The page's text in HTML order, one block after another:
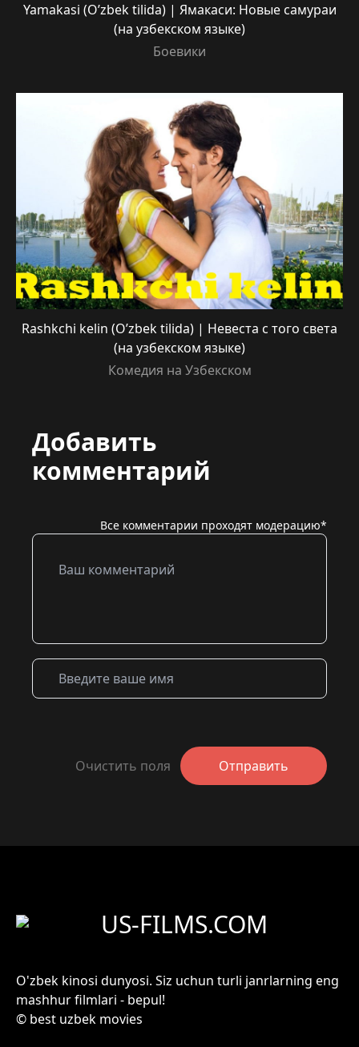
Yamakasi (O’zbek tilida) | Ямакаси: Новые самураи
(на узбекском языке)
Боевики
Rashkchi kelin (O’zbek tilida) | Невеста с того света
(на узбекском языке)
Комедия на Узбекском
Добавить
комментарий
Все комментарии проходят модерацию*
Очистить поля Отправить
US-FILMS.COM
O'zbek kinosi dunyosi. Siz uchun turli janrlarning eng
mashhur filmlari - bepul!
© best uzbek movies